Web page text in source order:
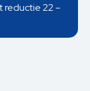
22 –